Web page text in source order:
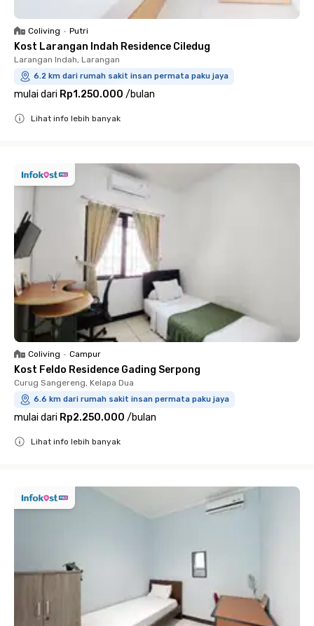
Coliving • Putri
Kost Larangan Indah Residence Ciledug
Larangan Indah, Larangan
6.2 km dari rumah sakit insan permata paku jaya
mulai dari Rp1.250.000 /bulan
Lihat info lebih banyak
Coliving • Campur
Kost Feldo Residence Gading Serpong
Curug Sangereng, Kelapa Dua
6.6 km dari rumah sakit insan permata paku jaya
mulai dari Rp2.250.000 /bulan
Lihat info lebih banyak